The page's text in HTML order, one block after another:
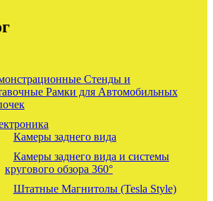
Стенды и
Рамки для Автомобильных
Камеры заднего вида
Камеры заднего вида и системы
кругового обзора 360°
Штатные Магнитолы (Tesla Style)